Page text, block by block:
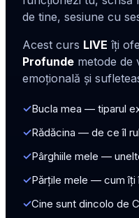
de tine, sesiune cu
Acest curs LIVE îți
Profunde metode de
emoțională și
✓Bucla mea — tiparul
✓Rădăcina — de ce îl
✓Pârghiile mele —
✓Părțile mele — cum îți
✓Cine sunt dincolo de